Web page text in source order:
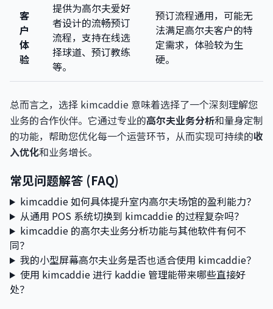
客
户
体
验
提供为高尔夫爱好
者设计的流畅预订
流程，支持在线选
择球道、预订教练
等。
预订流程通用，可能无
法满足高尔夫客户的特
定需求，体验较为生
硬。
总而言之，选择 kimcaddie 意味着选择了一个深刻理解您
业务的合作伙伴。它通过专业的高尔夫业务分析和量身定制
的功能，帮助您优化每一个运营环节，从而实现可持续的收
入优化和业务增长。
常见问题解答 (FAQ)
kimcaddie 如何具体提升室内高尔夫场馆的盈利能力？
从通用 POS 系统切换到 kimcaddie 的过程复杂吗？
kimcaddie 的高尔夫业务分析功能与其他软件有何不
同？
我的小型屏幕高尔夫业务是否也适合使用 kimcaddie？
使用 kimcaddie 进行 kaddie 管理能带来哪些直接好
处？